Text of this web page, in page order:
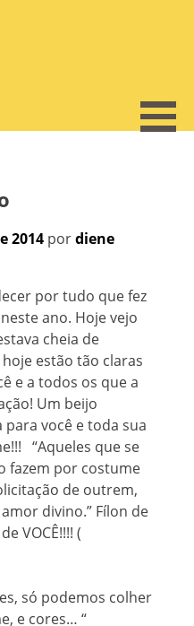
2014 pordiene
por tudo que fez
ano. Hoje vejo
cheia de
estão tão claras
e a todos os que a
Um beijo
você e toda sua
“Aqueles que se
fazem por costume
de outrem,
divino.” Fílon de
VOCÊ!!!! (
só podemos colher
e cores… “